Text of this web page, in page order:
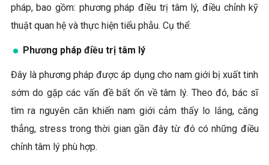
pháp, bao gồm: phương pháp điều trị tâm lý, điều chỉnh kỹ
thuật quan hệ và thực hiện tiểu phẫu. Cụ thể:
Phương pháp điều trị tâm lý
Đây là phương pháp được áp dụng cho nam giới bị xuất tinh
sớm do gặp các vấn đề bất ổn về tâm lý. Theo đó, bác sĩ
tìm ra nguyên căn khiến nam giới cảm thấy lo lắng, căng
thẳng, stress trong thời gian gần đây từ đó có những điều
chỉnh tâm lý phù hợp.